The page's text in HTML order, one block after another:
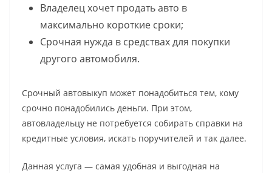
Владелец хочет продать авто в
максимально короткие сроки;
Срочная нужда в средствах для покупки
другого автомобиля.
Срочный автовыкуп может понадобиться тем, кому
срочно понадобились деньги. При этом,
автовладельцу не потребуется собирать справки на
кредитные условия, искать поручителей и так далее.
Данная услуга — самая удобная и выгодная на